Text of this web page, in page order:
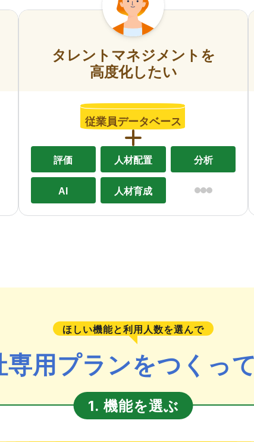
タレントマネジメントを
高度化したい
従業員データベース
評価 人材配置 分析
AI 人材育成
ほしい機能と利用人数を選んで
専用プランをつくっ
1. 機能を選ぶ